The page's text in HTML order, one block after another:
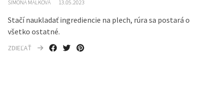
SIMONA MALKOVÁ 13.05.2023
Stačí naukladať ingrediencie na plech, rúra sa postará o
všetko ostatné.
ZDIEĽAŤ